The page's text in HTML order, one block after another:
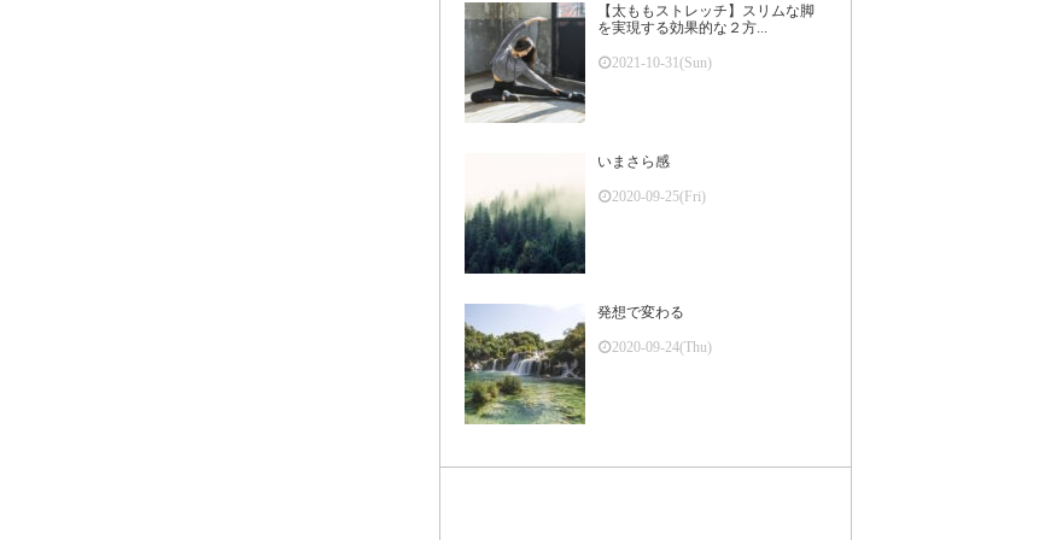
【太ももストレッチ】スリムな脚
を実現する効果的な２方...
2021-10-31(Sun)
いまさら感
2020-09-25(Fri)
発想で変わる
2020-09-24(Thu)